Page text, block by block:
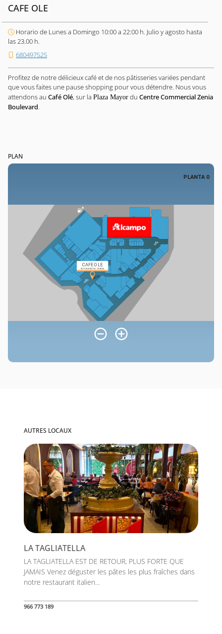
CAFE OLE
Horario de Lunes a Domingo 10:00 a 22:00 h. Julio y agosto hasta
las 23.00 h.
680497525
Profitez de notre délicieux café et de nos pâtisseries variées pendant
que vous faites une pause shopping pour vous détendre. Nous vous
attendons au Café Olé, sur la Plaza Mayor du Centre Commercial Zenia
Boulevard.
PLAN
AUTRES LOCAUX
LA TAGLIATELLA
LA TAGLIATELLA EST DE RETOUR, PLUS FORTE QUE
JAMAIS Venez déguster les pâtes les plus fraîches dans
notre restaurant italien...
966 773 189